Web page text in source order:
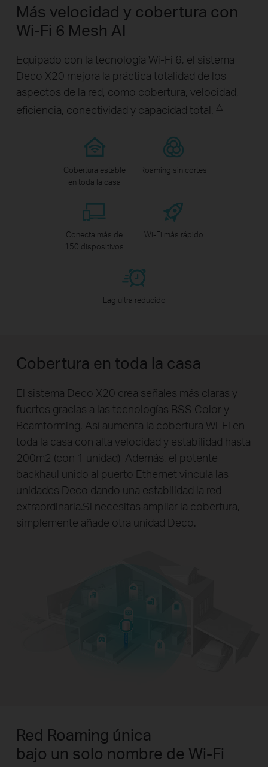
Más velocidad y cobertura con
Wi-Fi 6 Mesh AI
Equipado con la tecnología Wi-Fi 6, el sistema
Deco X20 mejora la práctica totalidad de los
aspectos de la red, como cobertura, velocidad,
eficiencia, conectividad y capacidad total. △
Cobertura estable
en toda la casa
Roaming sin cortes
Conecta más de
150 dispositivos
Wi-Fi más rápido
Lag ultra reducido
Cobertura en toda la casa
El sistema Deco X20 crea señales más claras y
fuertes gracias a las tecnologías BSS Color y
Beamforming, Así aumenta la cobertura Wi-Fi en
toda la casa con alta velocidad y estabilidad hasta
200m2 (con 1 unidad) Además, el potente
backhaul unido al puerto Ethernet vincula las
unidades Deco dando una estabilidad la red
extraordinaria.Si necesitas ampliar la cobertura,
simplemente añade otra unidad Deco.
Red Roaming única
bajo un solo nombre de Wi-Fi